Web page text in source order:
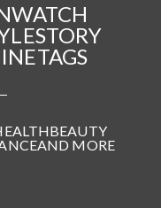
WATCH
STORY
TAGS
BEAUTY
AND MORE